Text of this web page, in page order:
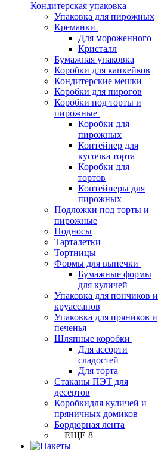
Кондитерская упаковка
Упаковка для пирожных
Креманки
Для мороженного
Кристалл
Бумажная упаковка
Коробки для капкейков
Кондитерские мешки
Коробки для пирогов
Коробки под торты и
пирожные
Коробки для
пирожных
Контейнер для
кусочка торта
Коробки для
тортов
Контейнеры для
пирожных
Подложки под торты и
пирожные
Подносы
Тарталетки
Тортницы
Формы для выпечки
Бумажные формы
для куличей
Упаковка для пончиков и
круассанов
Упаковка для пряников и
печенья
Шляпные коробки
Для ассорти
сладостей
Для торта
Стаканы ПЭТ для
десертов
Коробкидля куличей и
пряничных домиков
Бордюрная лента
+ ЕЩЕ 8